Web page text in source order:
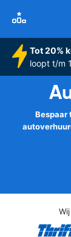
Tot 20%
loopt t/m
Bespaar